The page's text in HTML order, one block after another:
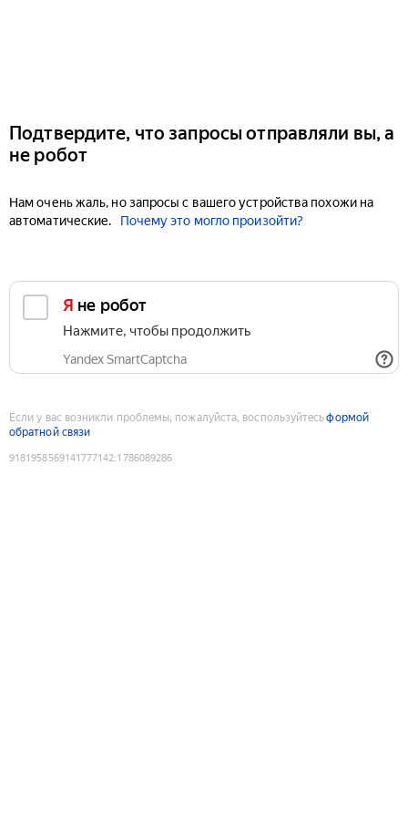
Подтвердите, что запросы отправляли вы, а
не робот
Нам очень жаль, но запросы с вашего устройства похожи на
автоматические.
Почему это могло произойти?
Я не робот
Нажмите, чтобы продолжить
Yandex SmartCaptcha
Если у вас возникли проблемы, пожалуйста, воспользуйтесьформой
обратной связи
9181958569141777142:1786089286